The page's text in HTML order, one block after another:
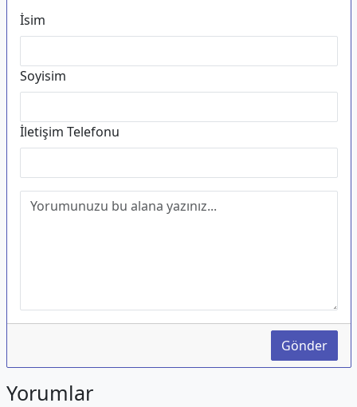
İsim
Soyisim
İletişim Telefonu
Gönder
Yorumlar